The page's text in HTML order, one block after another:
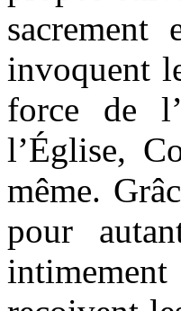
invoquent
force de
l’Église,
même.
pour